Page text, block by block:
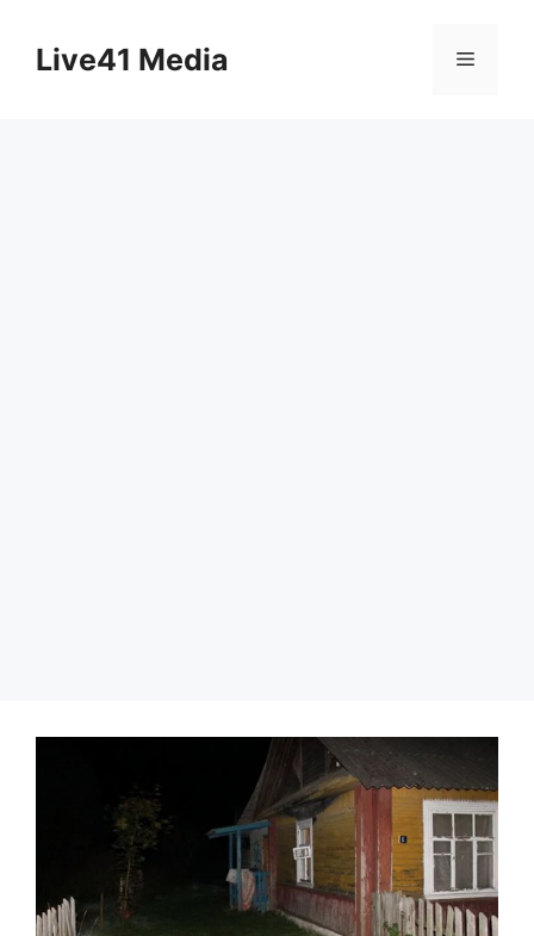
contentLive41 Media Menu